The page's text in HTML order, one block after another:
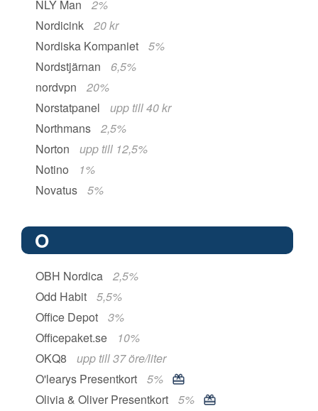
NLY Man
2%
Nordicink
20 kr
Nordiska Kompaniet
5%
Nordstjärnan
6,5%
nordvpn
20%
Norstatpanel
upp till 40 kr
Northmans
2,5%
Norton
upp till 12,5%
Notino
1%
Novatus
5%
O
OBH Nordica
2,5%
Odd Habit
5,5%
Office Depot
3%
Officepaket.se
10%
OKQ8
upp till 37 öre/liter
O'learys Presentkort
5%
Olivia & Oliver Presentkort
5%